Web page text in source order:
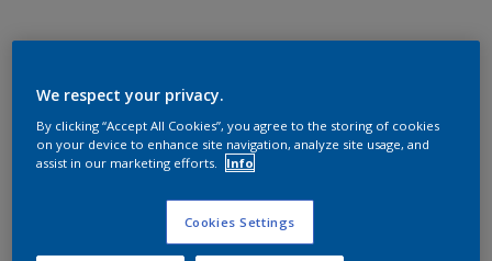
We respect your privacy.
By clicking “Accept All Cookies”, you agree to the storing of cookies
on your device to enhance site navigation, analyze site usage, and
assist in our marketing efforts.
Info
Cookies Settings